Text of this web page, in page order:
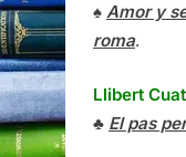
♠ Amor y
roma.
Llibert
♣ El pas